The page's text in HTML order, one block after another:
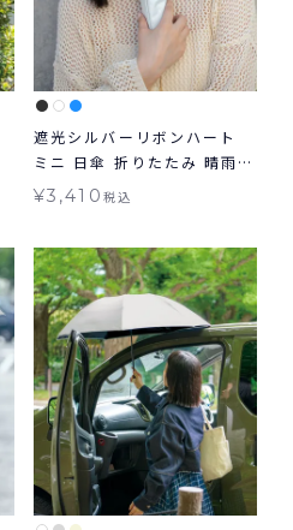
遮光シルバーリボンハート
ミニ 日傘 折りたたみ 晴雨兼
用 ギフト対象 Wpc.
¥3,410 税込